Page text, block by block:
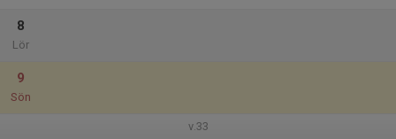
8
Lör
9
Sön
v.33